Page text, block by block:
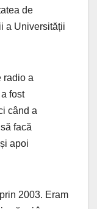
de
a Universității
radio a
fost
când a
facă
apoi
2003. Eram